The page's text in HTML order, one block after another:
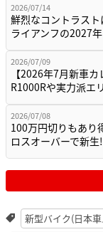
2026/07/14
鮮烈なコントラス
ライアンフの2027
2026/07/09
【2026年7月新車
R1000Rや実力派エ
2026/07/08
100万円切りもあり
ロスオーバーで新
新型バイク(日本